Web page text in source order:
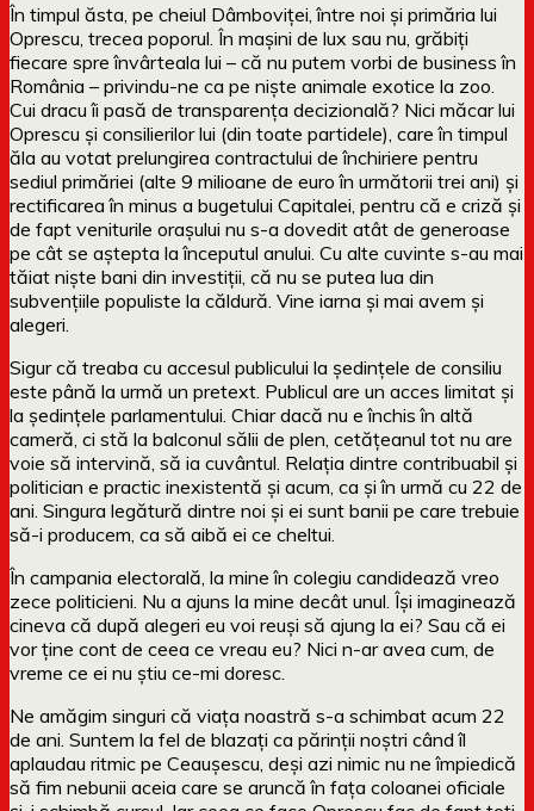
În timpul ăsta, pe cheiul Dâmboviței, între noi și primăria lui
Oprescu, trecea poporul. În mașini de lux sau nu, grăbiți
fiecare spre învârteala lui – că nu putem vorbi de business în
România – privindu-ne ca pe niște animale exotice la zoo.
Cui dracu îi pasă de transparența decizională? Nici măcar lui
Oprescu și consilierilor lui (din toate partidele), care în timpul
ăla au votat prelungirea contractului de închiriere pentru
sediul primăriei (alte 9 milioane de euro în următorii trei ani) și
rectificarea în minus a bugetului Capitalei, pentru că e criză și
de fapt veniturile orașului nu s-a dovedit atât de generoase
pe cât se aștepta la începutul anului. Cu alte cuvinte s-au mai
tăiat niște bani din investiții, că nu se putea lua din
subvențiile populiste la căldură. Vine iarna și mai avem și
alegeri.
Sigur că treaba cu accesul publicului la ședințele de consiliu
este până la urmă un pretext. Publicul are un acces limitat și
la ședințele parlamentului. Chiar dacă nu e închis în altă
cameră, ci stă la balconul sălii de plen, cetățeanul tot nu are
voie să intervină, să ia cuvântul. Relația dintre contribuabil și
politician e practic inexistentă și acum, ca și în urmă cu 22 de
ani. Singura legătură dintre noi și ei sunt banii pe care trebuie
să-i producem, ca să aibă ei ce cheltui.
În campania electorală, la mine în colegiu candidează vreo
zece politicieni. Nu a ajuns la mine decât unul. Își imaginează
cineva că după alegeri eu voi reuși să ajung la ei? Sau că ei
vor ține cont de ceea ce vreau eu? Nici n-ar avea cum, de
vreme ce ei nu știu ce-mi doresc.
Ne amăgim singuri că viața noastră s-a schimbat acum 22
de ani. Suntem la fel de blazați ca părinții noștri când îl
aplaudau ritmic pe Ceaușescu, deși azi nimic nu ne împiedică
să fim nebunii aceia care se aruncă în fața coloanei oficiale